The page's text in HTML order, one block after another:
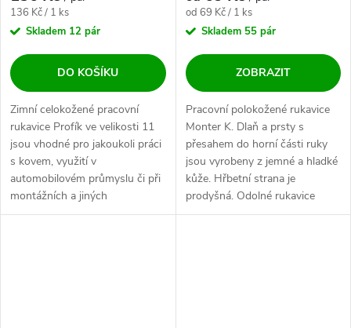
Měrná cena:
136 Kč / 1 ks
Skladem 12 pár
DO KOŠÍKU
Zimní celokožené pracovní
rukavice Profík ve velikosti 11
jsou vhodné pro jakoukoli práci
s kovem, využití v
automobilovém průmyslu či při
montážních a jiných
náročných...
Měrná cena:
od 69 Kč / 1 ks
Skladem 55 pár
ZOBRAZIT
Pracovní polokožené rukavice
Monter K. Dlaň a prsty s
přesahem do horní části ruky
jsou vyrobeny z jemné a hladké
kůže. Hřbetní strana je
prodyšná. Odolné rukavice
vhodné pro...